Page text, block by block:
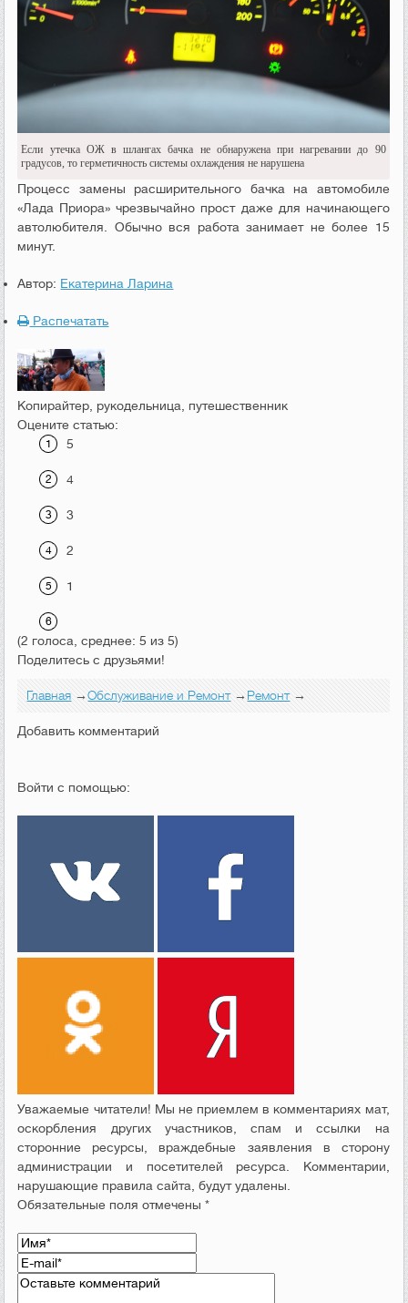
Если утечка ОЖ в шлангах бачка не обнаружена при нагревании до 90
градусов, то герметичность системы охлаждения не нарушена
Процесс замены расширительного бачка на автомобиле
«Лада Приора» чрезвычайно прост даже для начинающего
автолюбителя. Обычно вся работа занимает не более 15
минут.
Автор: Екатерина Ларина
Распечатать
Копирайтер, рукодельница, путешественник
Оцените статью:
5
4
3
2
1
(2 голоса, среднее: 5 из 5)
Поделитесь с друзьями!
Главная →Обслуживание и Ремонт→Ремонт→
Добавить комментарий
Войти с помощью:
Уважаемые читатели! Мы не приемлем в комментариях мат,
оскорбления других участников, спам и ссылки на
сторонние ресурсы, враждебные заявления в сторону
администрации и посетителей ресурса. Комментарии,
нарушающие правила сайта, будут удалены.
Обязательные поля отмечены *